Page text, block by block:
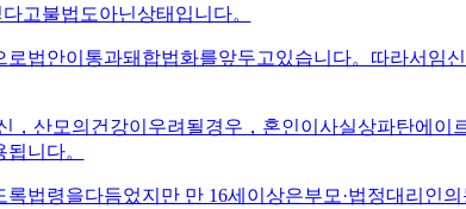
고불법도아닌상태입니다。
법안이통과돼합법화를앞두고있습니다。따라서임
산모의건강이우려될경우，혼인이사실상파탄에이
니다。
법령을다듬었지만 만 16세이상은부모·법정대리인